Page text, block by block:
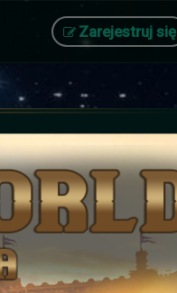
Zarejestruj się